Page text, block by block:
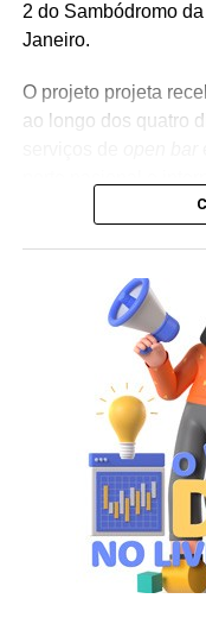
2 do Sambódromo
Janeiro.
O projeto projeta
ao longo dos quatro
marcas parceiras.
uma experiência
cidade
de negócios e
A produção do
em parceria com a
empresas
Clube. O projeto
Veia”, conceito
da música e da